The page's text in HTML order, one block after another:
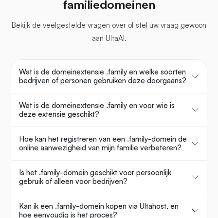
familiedomeinen
Bekijk de veelgestelde vragen over of stel uw vraag gewoon
aan UltaAI.
Wat is de domeinextensie .family en welke soorten
bedrijven of personen gebruiken deze doorgaans?
Wat is de domeinextensie .family en voor wie is
deze extensie geschikt?
Hoe kan het registreren van een .family-domein de
online aanwezigheid van mijn familie verbeteren?
Is het .family-domein geschikt voor persoonlijk
gebruik of alleen voor bedrijven?
Kan ik een .family-domein kopen via Ultahost, en
hoe eenvoudig is het proces?